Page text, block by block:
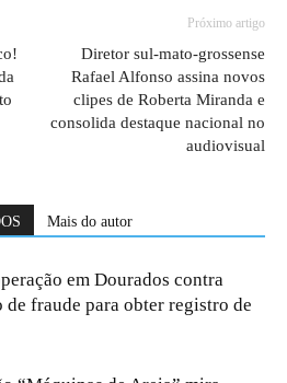
Próximo artigo
Diretor sul-mato-grossense
Rafael Alfonso assina novos
clipes de Roberta Miranda e
consolida destaque nacional no
audiovisual
Mais do autor
em Dourados contra
de fraude para obter registro de